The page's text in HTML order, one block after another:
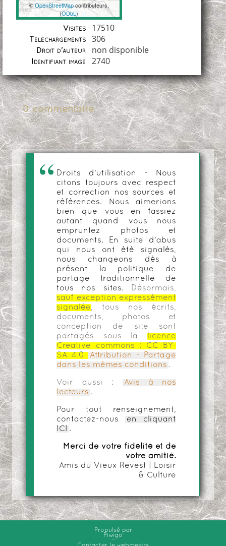
Coordonnées
©OpenStreetMapcontributeurs,
(ODbL)
Visites 17510
Téléchargements 306
Droit d'auteur non disponible
Identifiant image 2740
0 commentaire
Droits d'utilisation - Nous
citons toujours avec respect
et correction nos sources et
références. Nous aimerions
bien que vous en fassiez
autant quand vous nous
empruntez photos et
documents. En suite d'abus
qui nous ont été signalés,
nous changeons dès à
présent la politique de
partage traditionnelle de
tous nos sites.
Désormais,
sauf exception expressément
signalée, tous nos écrits,
documents, photos et
conception de site sont
partagés sous la
licence
Creative commons :
CC BY-
SA 4.0
Attribution - Partage
dans les mêmes conditions .
Voir aussi :
Avis à nos
lecteurs .
Pour tout renseignement,
contactez-nous
en cliquant
ICI
.
Merci de votre fidélité et de
votre amitié.
Amis du Vieux Revest | Loisir
& Culture
Propulsé par
Piwigo
-